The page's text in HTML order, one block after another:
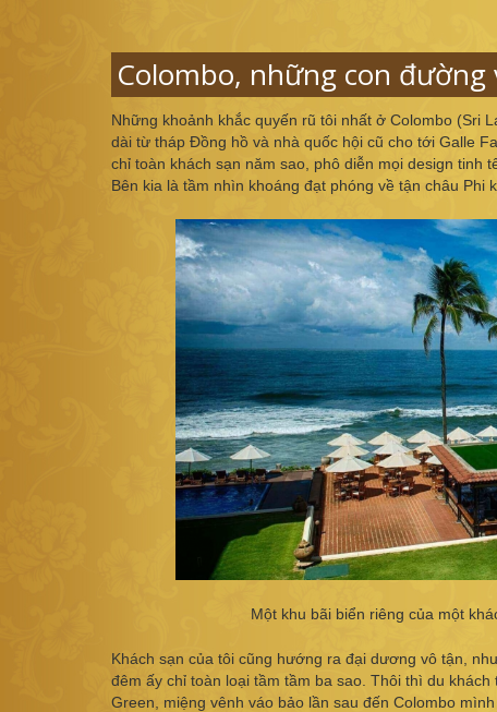
Colombo, những con đường
Những khoảnh khắc quyến rũ tôi nhất ở Colombo (Sri
dài từ tháp Đồng hồ và nhà quốc hội cũ cho tới Galle
chỉ toàn khách sạn năm sao, phô diễn mọi design tinh
Bên kia là tầm nhìn khoáng đạt phóng về tận châu Phi
Một khu bãi biển riêng của một
Khách sạn của tôi cũng hướng ra đại dương vô tận,
đêm ấy chỉ toàn loại tầm tầm ba sao. Thôi thì du
Green, miệng vênh váo bảo lần sau đến Colombo mình